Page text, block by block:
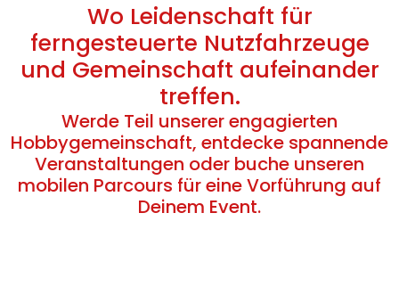
Wo Leidenschaft für
ferngesteuerte Nutzfahrzeuge
und Gemeinschaft aufeinander
treffen.
Werde Teil unserer engagierten
Hobbygemeinschaft, entdecke spannende
Veranstaltungen oder buche unseren
mobilen Parcours für eine Vorführung auf
Deinem Event.